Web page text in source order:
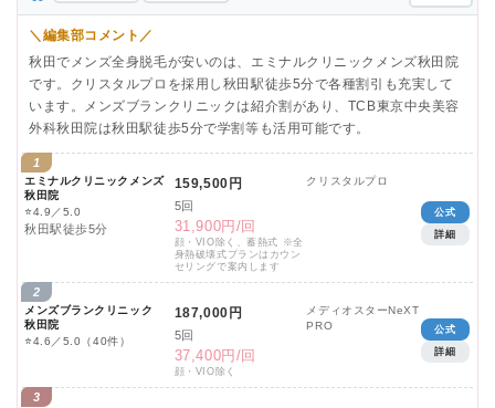
＼編集部コメント／
秋田でメンズ全身脱毛が安いのは、エミナルクリニックメンズ秋田院
です。クリスタルプロを採用し秋田駅徒歩5分で各種割引も充実して
います。メンズブランクリニックは紹介割があり、TCB東京中央美容
外科秋田院は秋田駅徒歩5分で学割等も活用可能です。
1
エミナルクリニックメンズ
秋田院
⭐4.9／5.0
秋田駅徒歩5分
159,500円
5回
31,900円/回
顔・VIO除く、蓄熱式 ※全
身熱破壊式プランはカウン
セリングで案内します
クリスタルプロ
公式
詳細
2
メンズブランクリニック
秋田院
⭐4.6／5.0 （40件）
187,000円
5回
37,400円/回
顔・VIO除く
メディオスターNeXT
PRO
公式
詳細
3